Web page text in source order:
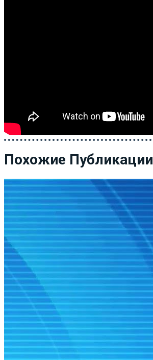
Похожие Публикации